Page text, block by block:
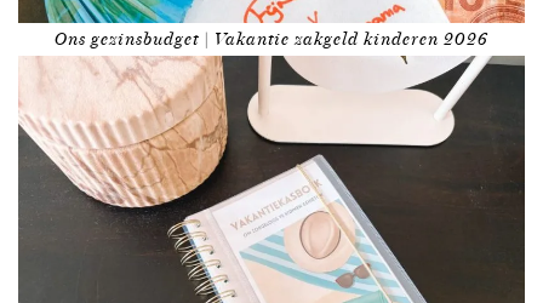
Ons gezinsbudget | Vakantie zakgeld kinderen 2026